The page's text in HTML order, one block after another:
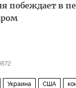
побеждает в
Украина США